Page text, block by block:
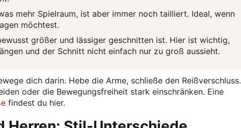
mehr Spielraum, ist aber immer noch tailliert. Ideal, wenn
möchtest.
größer und lässiger geschnitten ist. Hier ist wichtig,
und der Schnitt nicht einfach nur zu groß aussieht.
dich darin. Hebe die Arme, schließe den Reißverschluss.
oder die Bewegungsfreiheit stark einschränken. Eine
findest du hier.